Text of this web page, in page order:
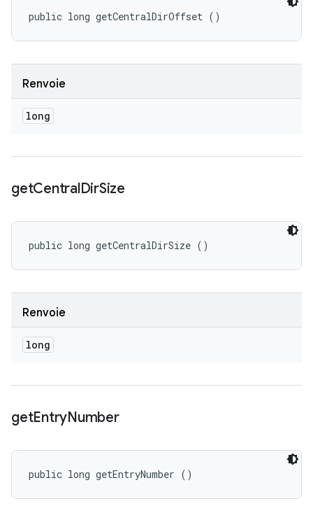
public long getCentralDirOffset ()
Renvoie
long
getCentralDirSize
public long getCentralDirSize ()
Renvoie
long
getEntryNumber
public long getEntryNumber ()